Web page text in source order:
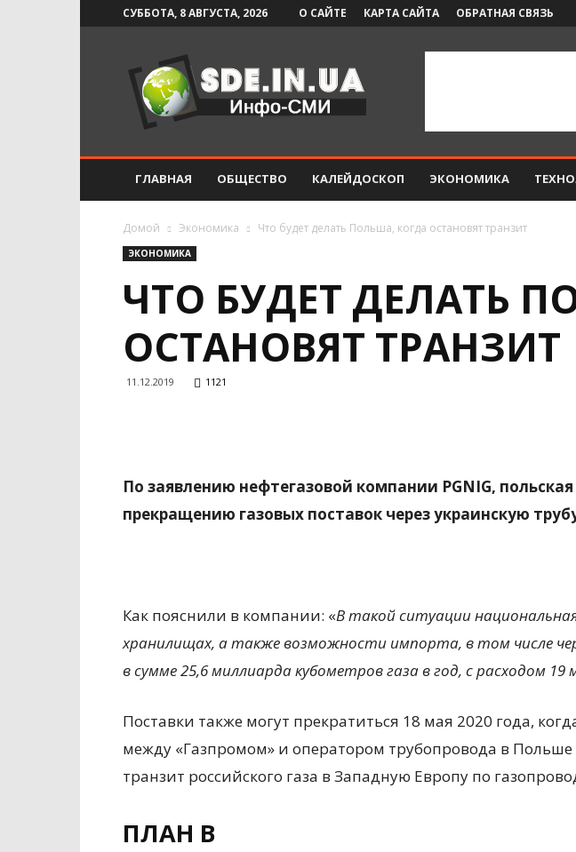
СУББОТА, 8 АВГУСТА, 2026 О САЙТЕ КАРТА САЙТА ОБРАТНАЯ СВЯЗЬ
Инфо-
СМИ
ГЛАВНАЯ ОБЩЕСТВО КАЛЕЙДОСКОП ЭКОНОМИКА
Домой Экономика Что будет делать Польша, когда остановят транзит
ЭКОНОМИКА
ЧТО БУДЕТ ДЕЛАТЬ
ОСТАНОВЯТ ТРАНЗИТ
11.12.2019 1121
По заявлению нефтегазовой компании PGNIG,
прекращению газовых поставок через украинскую
Как пояснили в компании: «В такой ситуации
хранилищах, а также возможности импорта, в том числе
в сумме 25,6 миллиарда кубометров газа в год, с расходом 19
Поставки также могут прекратиться 18 мая 2020 года,
между «Газпромом» и оператором трубопровода в Польше
транзит российского газа в Западную Европу по
ПЛАН В